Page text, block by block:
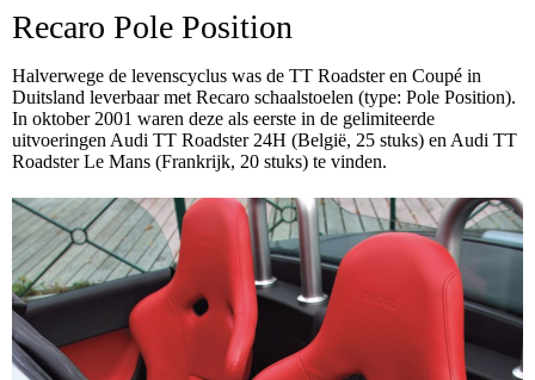
Recaro Pole Position
Halverwege de levenscyclus was de TT Roadster en Coupé in
Duitsland leverbaar met Recaro schaalstoelen (type: Pole Position).
In oktober 2001 waren deze als eerste in de gelimiteerde
uitvoeringen Audi TT Roadster 24H (België, 25 stuks) en Audi TT
Roadster Le Mans (Frankrijk, 20 stuks) te vinden.